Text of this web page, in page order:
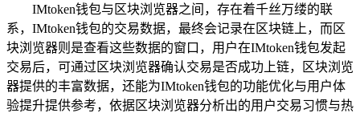
IMtoken钱包与区块浏览器之间，存在着千丝万缕的联
系，IMtoken钱包的交易数据，最终会记录在区块链上，而区
块浏览器则是查看这些数据的窗口，用户在IMtoken钱包发起
交易后，可通过区块浏览器确认交易是否成功上链，区块浏览
器提供的丰富数据，还能为IMtoken钱包的功能优化与用户体
验提升提供参考，依据区块浏览器分析出的用户交易习惯与热